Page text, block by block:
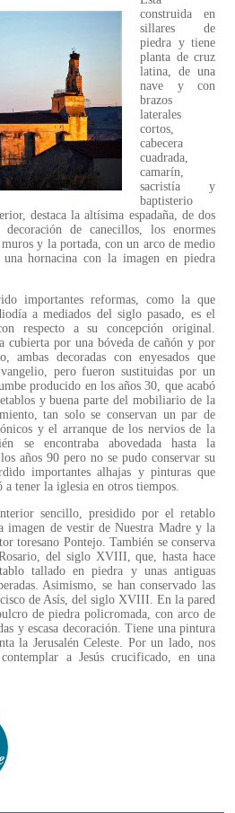
construida en
sillares de
piedra y tiene
planta de cruz
latina, de una
nave y con
brazos
laterales
cortos,
cabecera
cuadrada,
camarín,
sacristía y
baptisterio
destaca la altísima espadaña, de dos
de canecillos, los enormes
y la portada, con un arco de medio
hornacina con la imagen en piedra
importantes reformas, como la que
a mediados del siglo pasado, es el
respecto a su concepción original.
cubierta por una bóveda de cañón y por
decoradas con enyesados que
pero fueron sustituidas por un
producido en los años 30, que acabó
y buena parte del mobiliario de la
tan solo se conservan un par de
y el arranque de los nervios de la
se encontraba abovedada hasta la
años 90 pero no se pudo conservar su
importantes alhajas y pinturas que
tener la iglesia en otros tiempos.
sencillo, presidido por el retablo
de vestir de Nuestra Madre y la
toresano Pontejo. También se conserva
del siglo XVIII, que, hasta hace
tallado en piedra y unas antiguas
Asimismo, se han conservado las
de Asís, del siglo XVIII. En la pared
de piedra policromada, con arco de
y escasa decoración. Tiene una pintura
la Jerusalén Celeste. Por un lado, nos
a Jesús crucificado, en una